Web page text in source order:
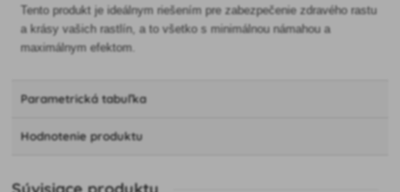
Tento produkt je ideálnym riešením pre zabezpečenie zdravého rastu
a krásy vašich rastlín, a to všetko s minimálnou námahou a
maximálnym efektom.
Parametrická tabuľka
Hodnotenie produktu